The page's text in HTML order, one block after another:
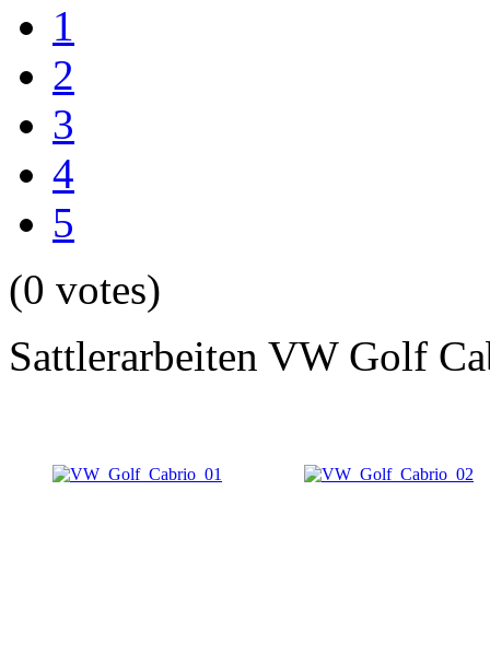
1
2
3
4
5
(0 votes)
Sattlerarbeiten VW Golf